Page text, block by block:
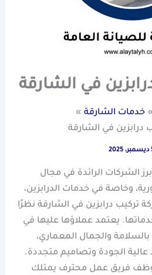
في الشارقة
خدمات الشارقة
درابزين في الشارقة
الشركات الرائدة في مجال
وخاصة في خدمات الدرابزين،
تركيب درابزين في الشارقة نظرًا
يعتمد عملاؤها عليها في
والجمال المعماري،
الجودة وتصاميم متجددة.
توظف فريق عمل محترف يمتلك